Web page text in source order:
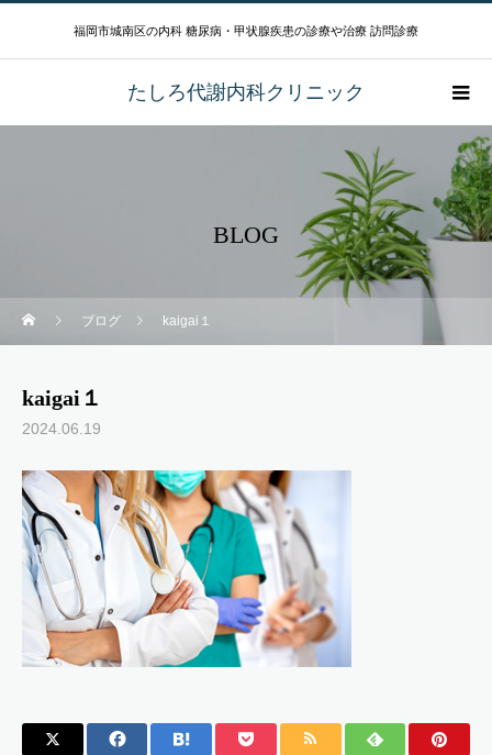
福岡市城南区の内科 糖尿病・甲状腺疾患の診療や治療 訪問診療
たしろ代謝内科クリニック
BLOG
ブログ kaigai１
kaigai１
2024.06.19